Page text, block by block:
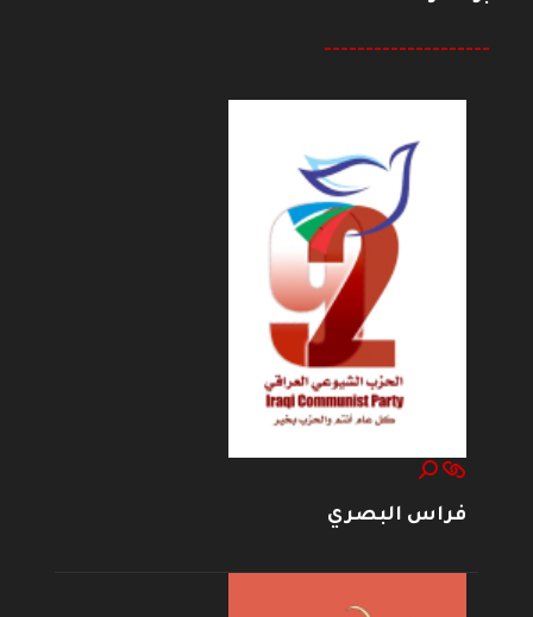
--------------------
فراس البصري